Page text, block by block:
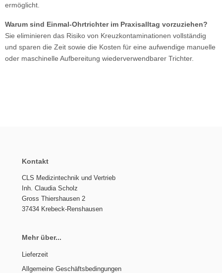
ermöglicht.
Warum sind Einmal-Ohrtrichter im Praxisalltag vorzuziehen?
Sie eliminieren das Risiko von Kreuzkontaminationen vollständig
und sparen die Zeit sowie die Kosten für eine aufwendige manuelle
oder maschinelle Aufbereitung wiederverwendbarer Trichter.
Kontakt
CLS Medizintechnik und Vertrieb
Inh. Claudia Scholz
Gross Thiershausen 2
37434 Krebeck-Renshausen
Mehr über...
Lieferzeit
Allgemeine Geschäftsbedingungen